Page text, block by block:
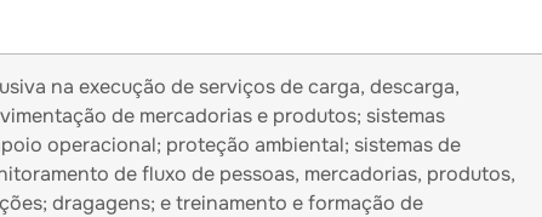
na execução de serviços de carga, descarga,
de mercadorias e produtos; sistemas
operacional; proteção ambiental; sistemas de
de fluxo de pessoas, mercadorias, produtos,
dragagens; e treinamento e formação de